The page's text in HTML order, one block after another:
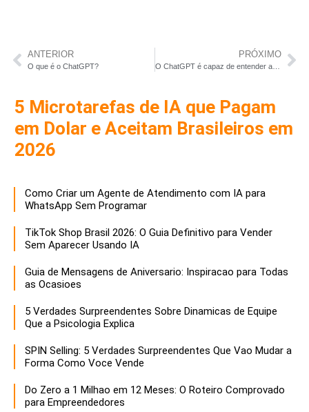
ANTERIOR
O que é o ChatGPT?
PRÓXIMO
O ChatGPT é capaz de entender a linguagem humana?
5 Microtarefas de IA que Pagam
em Dolar e Aceitam Brasileiros em
2026
Como Criar um Agente de Atendimento com IA para
WhatsApp Sem Programar
TikTok Shop Brasil 2026: O Guia Definitivo para Vender
Sem Aparecer Usando IA
Guia de Mensagens de Aniversario: Inspiracao para Todas
as Ocasioes
5 Verdades Surpreendentes Sobre Dinamicas de Equipe
Que a Psicologia Explica
SPIN Selling: 5 Verdades Surpreendentes Que Vao Mudar a
Forma Como Voce Vende
Do Zero a 1 Milhao em 12 Meses: O Roteiro Comprovado
para Empreendedores